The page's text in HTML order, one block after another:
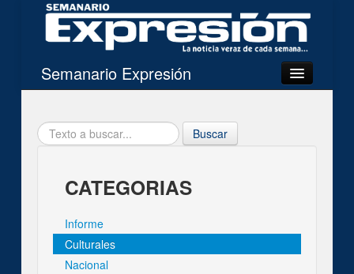
Semanario Expresión
Categorias
Imágenes
Acerca de
Buscar
CATEGORIAS
Informe
Culturales
Nacional